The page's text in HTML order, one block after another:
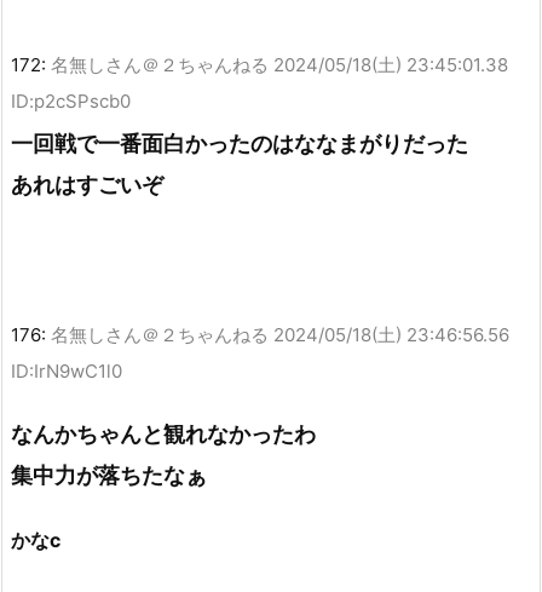
172: 名無しさん＠２ちゃんねる 2024/05/18(土) 23:45:01.38
ID:p2cSPscb0
一回戦で一番面白かったのはななまがりだった
あれはすごいぞ
176: 名無しさん＠２ちゃんねる 2024/05/18(土) 23:46:56.56
ID:IrN9wC1l0
なんかちゃんと観れなかったわ
集中力が落ちたなぁ
かなc